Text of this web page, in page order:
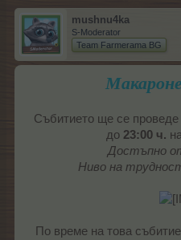
mushnu4ka
S-Moderator
Team Farmerama BG
Събитието ще се проведе
до 23:00 ч. на
Достъпно
Ниво на
По време на това